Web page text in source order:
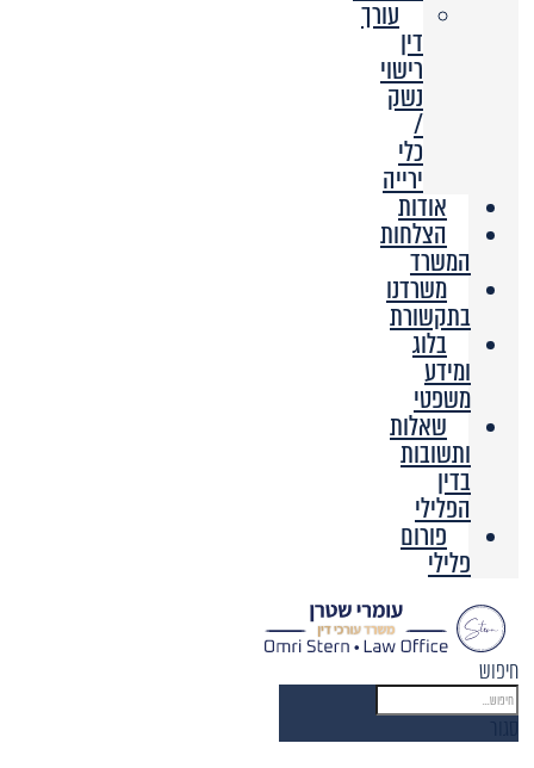
עורך
דין
רישוי
נשק
/
כלי
ירייה
אודות
הצלחות
המשרד
משרדנו
בתקשורת
בלוג
ומידע
משפטי
שאלות
ותשובות
בדין
הפלילי
פורום
פלילי
חיפוש